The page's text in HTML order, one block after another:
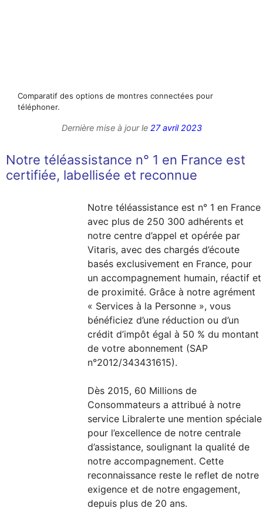
Comparatif des options de montres connectées pour
téléphoner.
Dernière mise à jour le 27 avril 2023
Notre téléassistance n° 1 en France est
certifiée, labellisée et reconnue
Notre téléassistance est n° 1 en France
avec plus de 250 300 adhérents et
notre centre d’appel et opérée par
Vitaris, avec des chargés d’écoute
basés exclusivement en France, pour
un accompagnement humain, réactif et
de proximité. Grâce à notre agrément
« Services à la Personne », vous
bénéficiez d’une réduction ou d’un
crédit d’impôt égal à 50 % du montant
de votre abonnement (SAP
n°2012/343431615).
Dès 2015, 60 Millions de
Consommateurs a attribué à notre
service Libralerte une mention spéciale
pour l’excellence de notre centrale
d’assistance, soulignant la qualité de
notre accompagnement. Cette
reconnaissance reste le reflet de notre
exigence et de notre engagement,
depuis plus de 20 ans.